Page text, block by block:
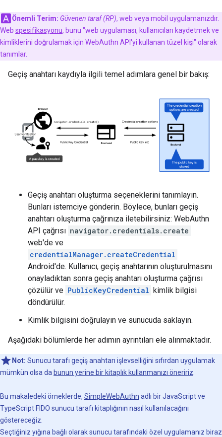
Önemli Terim: Güvenen taraf (RP), web veya mobil uygulamanızdır.
Web spesifikasyonu, bunu "web uygulaması, kullanıcıları kaydetmek ve
kimliklerini doğrulamak için WebAuthn API'yi kullanan tüzel kişi" olarak
tanımlar.
Geçiş anahtarı kaydıyla ilgili temel adımlara genel bir bakış:
Geçiş anahtarı oluşturma seçeneklerini tanımlayın.
Bunları istemciye gönderin. Böylece, bunları geçiş
anahtarı oluşturma çağrınıza iletebilirsiniz: WebAuthn
API çağrısı navigator.credentials.create
web'de ve
credentialManager.createCredential
Android'de. Kullanıcı, geçiş anahtarının oluşturulmasını
onayladıktan sonra geçiş anahtarı oluşturma çağrısı
çözülür ve PublicKeyCredential kimlik bilgisi
döndürülür.
Kimlik bilgisini doğrulayın ve sunucuda saklayın.
Aşağıdaki bölümlerde her adımın ayrıntıları ele alınmaktadır.
Not: Sunucu tarafı geçiş anahtarı işlevselliğini sıfırdan uygulamak
mümkün olsa da bunun yerine bir kitaplık kullanmanızı öneririz.
Bu makaledeki örneklerde, SimpleWebAuthn adlı bir JavaScript ve
TypeScript FIDO sunucu tarafı kitaplığının nasıl kullanılacağını
göstereceğiz.
Seçtiğiniz yığına bağlı olarak sunucu tarafındaki özel uygulamanız biraz